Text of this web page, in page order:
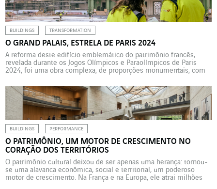
BUILDINGS TRANSFORMATION
O GRAND PALAIS, ESTRELA DE PARIS 2024
A reforma deste edifício emblemático do patrimônio francês,
revelada durante os Jogos Olímpicos e Paraolímpicos de Paris
2024, foi uma obra complexa, de proporções monumentais, com
Um verdadeiro desafio de organização e adaptação. Entre 2022 e
2025, o centro de Paris foi o palco de uma […]
BUILDINGS PERFORMANCE
O PATRIMÔNIO, UM MOTOR DE CRESCIMENTO NO
CORAÇÃO DOS TERRITÓRIOS
O patrimônio cultural deixou de ser apenas uma herança: tornou-
se uma alavanca econômica, social e territorial, um poderoso
motor de crescimento. Na França e na Europa, ele atrai milhões